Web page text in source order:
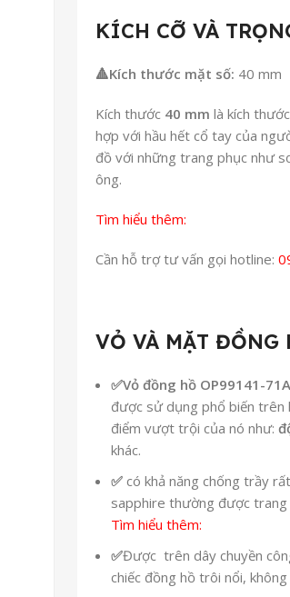
KÍCH CỠ VÀ
🔺Kích thước mặt số: 40 mm
Kích thước 40 mm là kích
hợp với hầu hết cổ tay của
đồ với những trang phục như
ông.
Tìm hiểu thêm:
Cần hỗ trợ tư vấn gọi hotline:
VỎ VÀ MẶT ĐỒNG
✅Vỏ đồng hồ OP99141-
được sử dụng phổ biến trên
điểm vượt trội của nó như:
khác.
✅ có khả năng chống trầy
sapphire thường được trang
Tìm hiểu thêm:
✅Được trên dây chuyền
chiếc đồng hồ trôi nổi,